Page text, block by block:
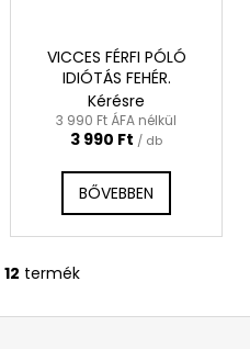
VICCES FÉRFI PÓLÓ
IDIÓTÁS FEHÉR.
Kérésre
3 990 Ft ÁFA nélkül
3 990 Ft / db
BŐVEBBEN
L
i
12 termék